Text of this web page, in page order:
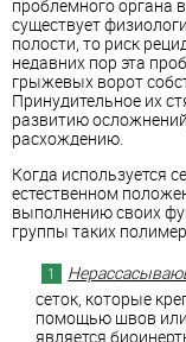
проблемного органа
существует
полости, то риск
недавних пор эта
грыжевых ворот
Принудительное их
развитию
расхождению.
Когда используется
естественном
выполнению своих
группы таких
сеток, которые
помощью швов
является